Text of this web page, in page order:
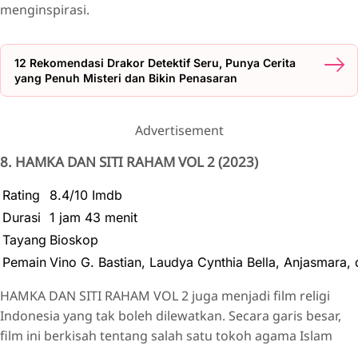
menginspirasi.
12 Rekomendasi Drakor Detektif Seru, Punya Cerita
yang Penuh Misteri dan Bikin Penasaran
Advertisement
8. HAMKA DAN SITI RAHAM VOL 2 (2023)
Rating
8.4/10 Imdb
Durasi 1 jam 43 menit
Tayang Bioskop
Pemain Vino G. Bastian, Laudya Cynthia Bella, Anjasmara,
HAMKA DAN SITI RAHAM VOL 2 juga menjadi film religi
Indonesia yang tak boleh dilewatkan. Secara garis besar,
film ini berkisah tentang salah satu tokoh agama Islam